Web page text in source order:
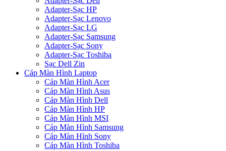
Adapter-Sạc HP
Adapter-Sạc Lenovo
Adapter-Sạc LG
Adapter-Sạc Samsung
Adapter-Sạc Sony
Adapter-Sạc Toshiba
Sạc Dell Zin
Cáp Màn Hình Laptop
Cáp Màn Hình Acer
Cáp Màn Hình Asus
Cáp Màn Hình Dell
Cáp Màn Hình HP
Cáp Màn Hình MSI
Cáp Màn Hình Samsung
Cáp Màn Hình Sony
Cáp Màn Hình Toshiba